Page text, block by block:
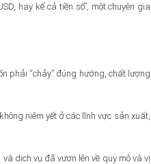
hay kể cả tiền số”, một chuyên gia
phải “chảy” đúng hướng, chất lượng
niêm yết ở các lĩnh vực sản xuất,
dịch vụ đã vươn lên về quy mô và vị